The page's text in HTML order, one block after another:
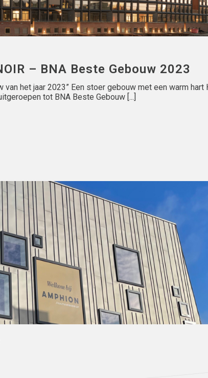
– BNA Beste Gebouw 2023
het jaar 2023” Een stoer gebouw met een warm hart
tot BNA Beste Gebouw [...]